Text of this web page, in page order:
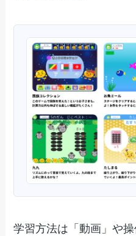
学習方法は「動画」や